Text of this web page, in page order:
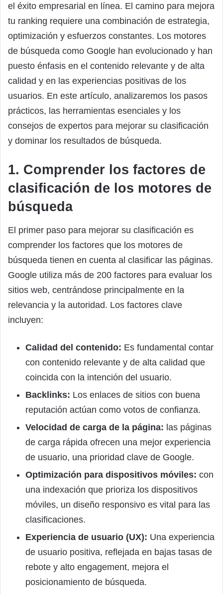
el éxito empresarial en línea. El camino para mejora
tu ranking requiere una combinación de estrategia,
optimización y esfuerzos constantes. Los motores
de búsqueda como Google han evolucionado y han
puesto énfasis en el contenido relevante y de alta
calidad y en las experiencias positivas de los
usuarios. En este artículo, analizaremos los pasos
prácticos, las herramientas esenciales y los
consejos de expertos para mejorar su clasificación
y dominar los resultados de búsqueda.
1. Comprender los factores de
clasificación de los motores de
búsqueda
El primer paso para mejorar su clasificación es
comprender los factores que los motores de
búsqueda tienen en cuenta al clasificar las páginas.
Google utiliza más de 200 factores para evaluar los
sitios web, centrándose principalmente en la
relevancia y la autoridad. Los factores clave
incluyen:
Calidad del contenido: Es fundamental contar
con contenido relevante y de alta calidad que
coincida con la intención del usuario.
Backlinks: Los enlaces de sitios con buena
reputación actúan como votos de confianza.
Velocidad de carga de la página: las páginas
de carga rápida ofrecen una mejor experiencia
de usuario, una prioridad clave de Google.
Optimización para dispositivos móviles: con
una indexación que prioriza los dispositivos
móviles, un diseño responsivo es vital para las
clasificaciones.
Experiencia de usuario (UX): Una experiencia
de usuario positiva, reflejada en bajas tasas de
rebote y alto engagement, mejora el
posicionamiento de búsqueda.